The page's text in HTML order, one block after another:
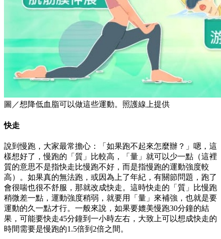
圖／想降低血脂可以做這些運動。照護線上提供
快走
說到慢跑，大家最常擔心：「如果跑不起來怎麼辦？」嗯，這
樣想好了，慢跑的「質」比較高，「量」就可以少一點（這裡
質的意思不是指快走比慢跑不好，而是指慢跑的運動強度較
高）。如果真的無法跑，或因為上了年紀，有關節問題，跑了
會很喘也很不舒服，那就改成快走。這時快走的「質」比慢跑
稍微差一點，運動強度稍弱，就要用「量」來補強，也就是要
運動的久一點才行。一般來說，如果要媲美慢跑30分鐘的結
果，可能要快走45分鐘到一小時左右，大致上可以想成快走的
時間需要是慢跑的1.5倍到2倍之間。